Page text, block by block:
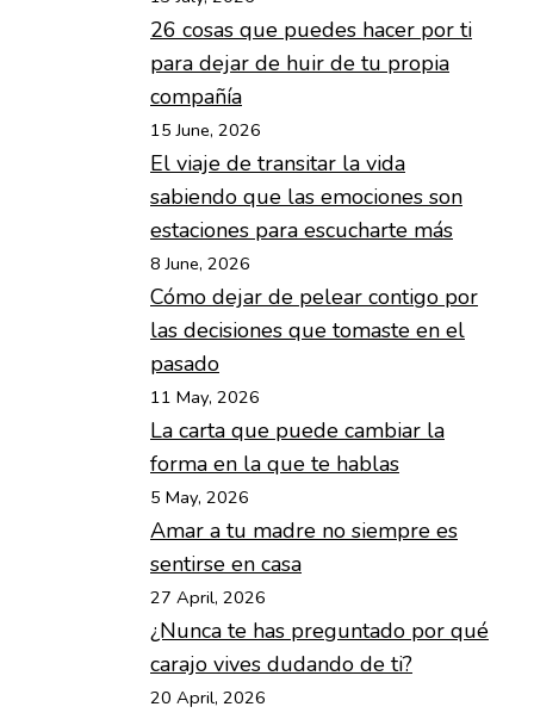
26 cosas que puedes hacer por ti
para dejar de huir de tu propia
compañía
15 June, 2026
El viaje de transitar la vida
sabiendo que las emociones son
estaciones para escucharte más
8 June, 2026
Cómo dejar de pelear contigo por
las decisiones que tomaste en el
pasado
11 May, 2026
La carta que puede cambiar la
forma en la que te hablas
5 May, 2026
Amar a tu madre no siempre es
sentirse en casa
27 April, 2026
¿Nunca te has preguntado por qué
carajo vives dudando de ti?
20 April, 2026